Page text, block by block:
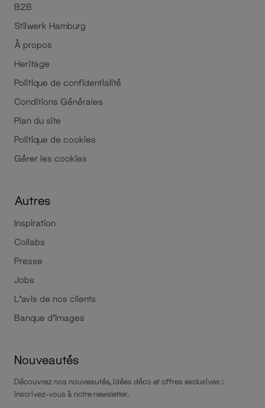
B2B
Stilwerk Hamburg
À propos
Heritage
Politique de confidentialité
Conditions Générales
Plan du site
Politique de cookies
Gérer les cookies
Autres
Inspiration
Collabs
Presse
Jobs
L'avis de nos clients
Banque d'images
Nouveautés
Découvrez nos nouveautés, idées déco et offres exclusives :
inscrivez-vous à notre newsletter.